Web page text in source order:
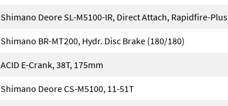
Shimano Deore SL-M5100-IR, Direct Attach, Rapidfire-Plus
Shimano BR-MT200, Hydr. Disc Brake (180/180)
ACID E-Crank, 38T, 175mm
Shimano Deore CS-M5100, 11-51T